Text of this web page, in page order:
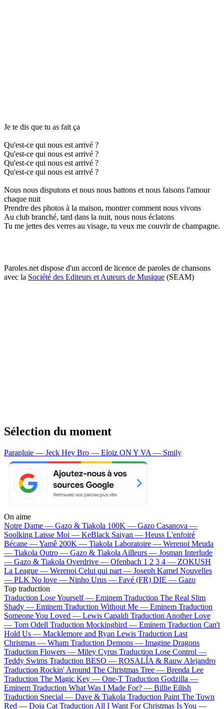
Je te dis que tu as fait ça
Qu'est-ce qui nous est arrivé ?
Qu'est-ce qui nous est arrivé ?
Qu'est-ce qui nous est arrivé ?
Qu'est-ce qui nous est arrivé ?
Nous nous disputons et nous nous battons et nous faisons l'amour
chaque nuit
Prendre des photos à la maison, montrer comment nous vivons
Au club branché, tard dans la nuit, nous nous éclatons
Tu me jettes des verres au visage, tu veux me couvrir de champagne.
Paroles.net dispose d'un accord de licence de paroles de chansons
avec la Société des Editeurs et Auteurs de Musique (SEAM)
Sélection du moment
Parapluie — Jeck Hey Bro — Eloïz ON Y VA — Smily
On aime
Notre Dame — Gazo & Tiakola 100K — Gazo Casanova —
Soolking Laisse Moi — KeBlack Saiyan — Heuss L'enfoiré
Bécane —Yamê 200K — Tiakola Laboratoire — Werenoi Meuda
— Tiakola Outro — Gazo & Tiakola Ailleurs — Josman Interlude
— Gazo & Tiakola Overdrive — Ofenbach 1 2 3 4 — ZOKUSH
La League — Werenoi Celui qui part — Joseph Kamel Nouvelles
— PLK No love — Ninho Urus — Favé (FR) DIE — Gazo
Top traduction
Traduction Lose Yourself — Eminem Traduction The Real Slim
Shady — Eminem Traduction Without Me — Eminem Traduction
Someone You Loved — Lewis Capaldi Traduction Another Love
— Tom Odell Traduction Mockingbird — Eminem Traduction Can't
Hold Us — Macklemore and Ryan Lewis Traduction Last
Christmas — Wham Traduction Demons — Imagine Dragons
Traduction Flowers — Miley Cyrus Traduction Lose Control —
Teddy Swims Traduction BESO — ROSALÍA & Rauw Alejandro
Traduction Rockin' Around The Christmas Tree — Brenda Lee
Traduction The Magic Key — One-T Traduction Godzilla —
Eminem Traduction What Was I Made For? — Billie Eilish
Traduction Special — Dave & Tiakola Traduction Paint The Town
Red — Doja Cat Traduction All I Want For Christmas Is You —